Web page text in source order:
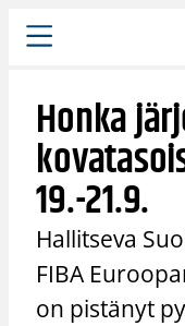
Siirry
sisältöön
Honka
19.-21.9.
Hallitseva
FIBA
on pistänyt